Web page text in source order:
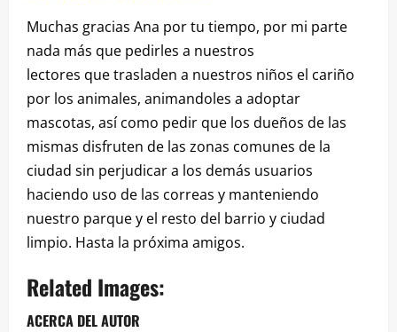
Muchas gracias Ana por tu tiempo, por mi parte
nada más que pedirles a nuestros
lectores que trasladen a nuestros niños el cariño
por los animales, animandoles a adoptar
mascotas, así como pedir que los dueños de las
mismas disfruten de las zonas comunes de la
ciudad sin perjudicar a los demás usuarios
haciendo uso de las correas y manteniendo
nuestro parque y el resto del barrio y ciudad
limpio. Hasta la próxima amigos.
Related Images:
ACERCA DEL AUTOR